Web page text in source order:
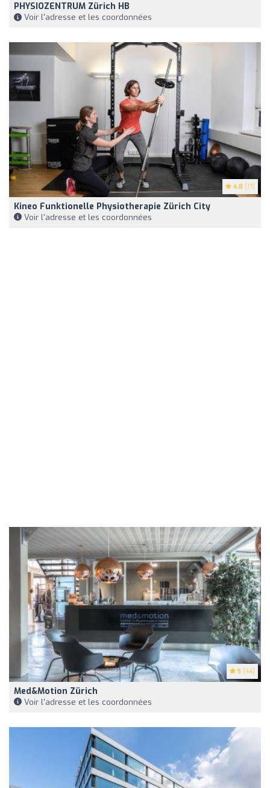
PHYSIOZENTRUM Zürich HB
Voir l'adresse et les coordonnées
4.8 (17)
Kineo Funktionelle Physiotherapie Zürich City
Voir l'adresse et les coordonnées
5 (44)
Med&motion Zürich
Voir l'adresse et les coordonnées